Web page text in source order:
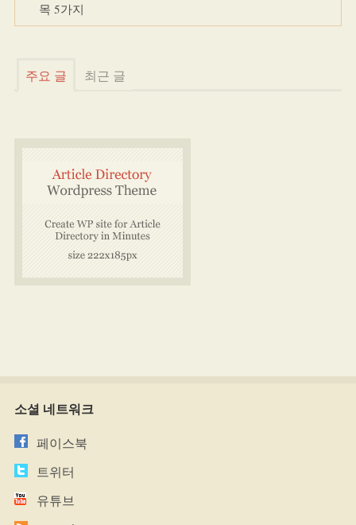
목 5가지
주요 글 최근 글
소셜 네트워크
페이스북
트위터
유튜브